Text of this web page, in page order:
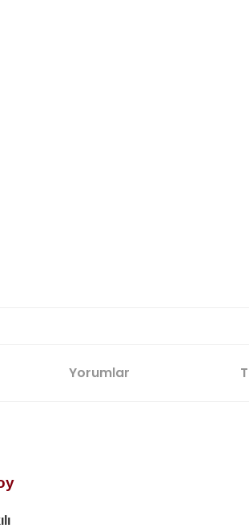
Yorumlar